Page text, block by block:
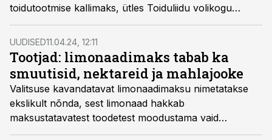
toidutootmise kallimaks, ütles Toiduliidu volikogu
esimees Veljo Ipits tänasel toidutööstuse 18.
aastakonverentsil.
UUDISED11.04.24, 12:11
Tootjad: limonaadimaks tabab ka
smuutisid, nektareid ja mahlajooke
Valitsuse kavandatavat limonaadimaksu nimetatakse
ekslikult nõnda, sest limonaad hakkab
maksustatavatest toodetest moodustama vaid
kolmandiku. Maksu alla lähevad aga ka mahlajoogid,